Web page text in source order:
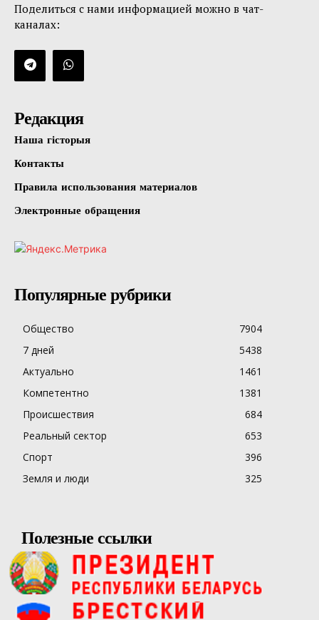
Поделиться с нами информацией можно в чат-
каналах:
Редакция
Наша гісторыя
Контакты
Правила использования материалов
Электронные обращения
Популярные рубрики
Общество
7904
7 дней
5438
Актуально
1461
Компетентно
1381
Происшествия
684
Реальный сектор
653
Спорт
396
Земля и люди
325
Полезные ссылки